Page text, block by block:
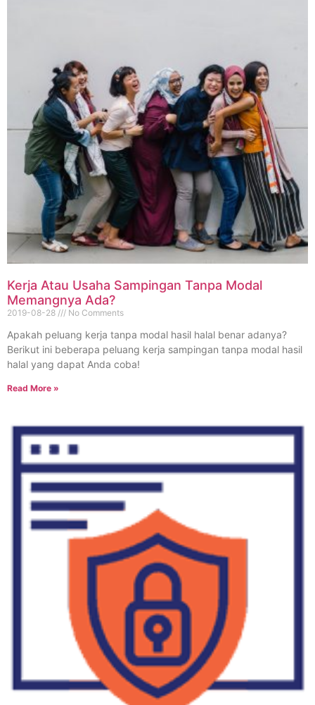
Kerja Atau Usaha Sampingan Tanpa Modal
Memangnya Ada?
2019-08-28 No Comments
Apakah peluang kerja tanpa modal hasil halal benar adanya?
Berikut ini beberapa peluang kerja sampingan tanpa modal hasil
halal yang dapat Anda coba!
Read More »